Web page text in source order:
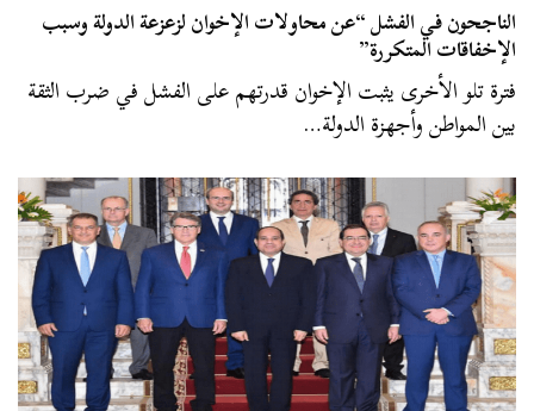
الناجحون في الفشل “عن محاولات الإخوان لزعزعة الدولة وسبب
الإخفاقات المتكررة”
فترة تلو الأخرى يثبت الإخوان قدرتهم على الفشل في ضرب الثقة
بين المواطن وأجهزة الدولة…